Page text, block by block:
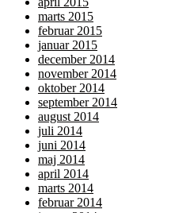
marts 2015
februar 2015
januar 2015
december 2014
november 2014
oktober 2014
september 2014
august 2014
juli 2014
juni 2014
maj 2014
april 2014
marts 2014
februar 2014